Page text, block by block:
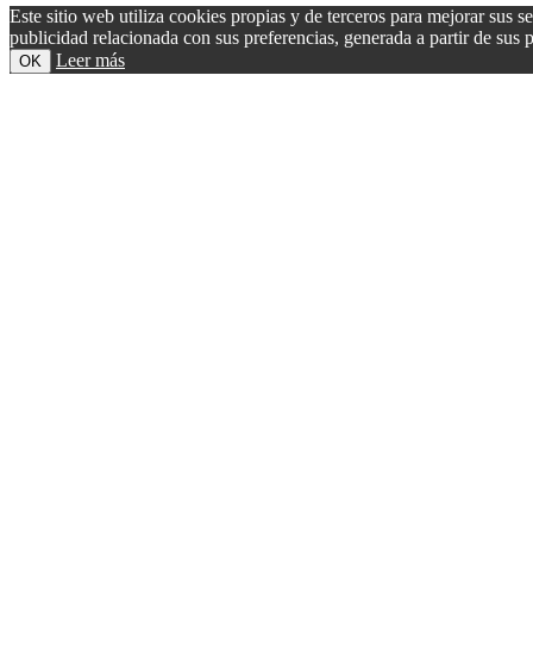
Este sitio web utiliza cookies propias y de terceros para mejorar sus
publicidad relacionada con sus preferencias, generada a partir de
OK Leer más